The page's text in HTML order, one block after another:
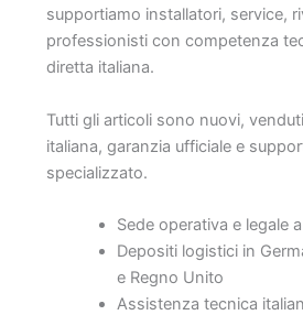
supportiamo installatori, service,
professionisti con competenza
diretta italiana.
Tutti gli articoli sono nuovi,
italiana, garanzia ufficiale e
specializzato.
Sede operativa e legale
Depositi logistici in
e Regno Unito
Assistenza tecnica